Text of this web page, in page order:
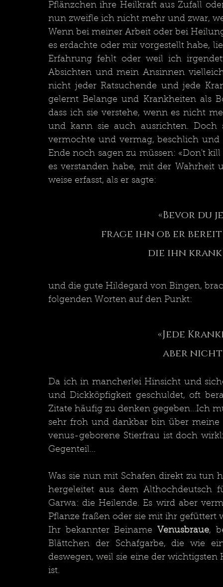
Pflänzchen ihre Heilkraft aus Zufall
nun zweifle ich nicht mehr und zwar,
Wenn bei meiner Arbeit oder bei
es erdachte oder mir vorgestellt habe,
Erfahrung fehlt oder weil ich
Absichten und mein Ansinnen
nicht jeder Ratsuchende und jede
gelernt Belange und Krankheiten als
dass ich sie verstehe, wenn es nicht
und kann sie auch ausrichten. Doch
vermochte und vermag, beschlich
Ende noch sagen zu müssen: «Don't
es verstanden habe, mit der Wahrheit
weise erfasst, als er sagte:
«Bevor du
frage ihn ob er bereit
die ihn krank
und die gute Hildegard von Bingen,
folgenden Worten auf den Punkt:
«Jede
aber nicht
Da ich in mancherlei Hinsicht und
und Dickköpfigkeit geschuldet, oft
Zitate häufig zu denken gegeben...Ich
sehr froh und dankbar bin über meine
venus-geborene Stierfrau ist doch
Gegenteil...
Was sie nun mit Schafen direkt zu tun
hergeleitet aus dem Althochdeutsch
Garwa: die Heilende. Es wird aber
Ihr bekannter Beiname Venusbraue,
Blättchen der Schafgarbe, die wie
deswegen, weil sie eine der